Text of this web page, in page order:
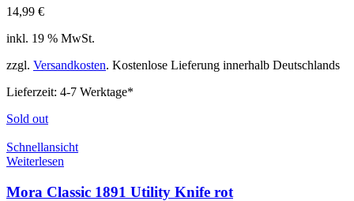
14,99 €
inkl. 19 % MwSt.
zzgl. Versandkosten. Kostenlose Lieferung innerhalb Deutschlands
Lieferzeit: 4-7 Werktage*
Sold out
Schnellansicht
Weiterlesen
Mora Classic 1891 Utility Knife rot